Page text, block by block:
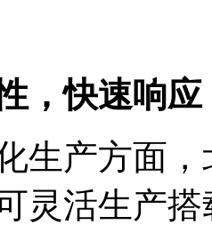
快速响应
产方面，
灵活生产